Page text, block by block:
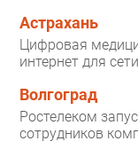
Астрахань
Цифровая
интернет для
Волгоград
Ростелеком
сотрудников